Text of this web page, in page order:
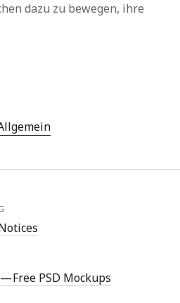
dazu zu bewegen, ihre
Free PSD Mockups